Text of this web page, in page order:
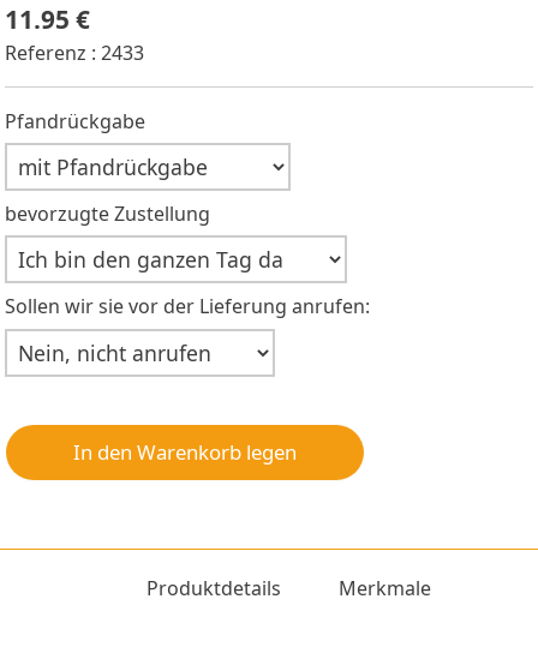
11.95 €
Referenz : 2433
Pfandrückgabe
bevorzugte Zustellung
Sollen wir sie vor der Lieferung anrufen:
In den Warenkorb legen
Produktdetails Merkmale